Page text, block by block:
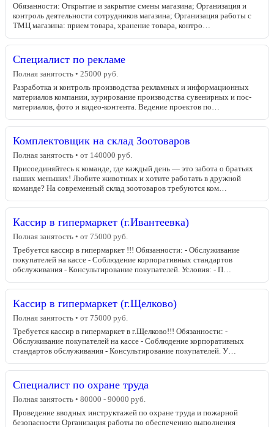
Обязанности: Открытие и закрытие смены магазина; Организация и
контроль деятельности сотрудников магазина; Организация работы с
ТМЦ магазина: прием товара, хранение товара, контро…
Специалист по рекламе
Полная занятость • 25000 руб.
Разработка и контроль производства рекламных и информационных
материалов компании, курирование производства сувенирных и пос-
материалов, фото и видео-контента. Ведение проектов по…
Комплектовщик на склад Зоотоваров
Полная занятость • от 140000 руб.
Присоединяйтесь к команде, где каждый день — это забота о братьях
наших меньших! Любите животных и хотите работать в дружной
команде? На современный склад зоотоваров требуются ком…
Кассир в гипермаркет (г.Ивантеевка)
Полная занятость • от 75000 руб.
Требуется кассир в гипермаркет !!! Обязанности: - Обслуживание
покупателей на кассе - Соблюдение корпоративных стандартов
обслуживания - Консультирование покупателей. Условия: - П…
Кассир в гипермаркет (г.Щелково)
Полная занятость • от 75000 руб.
Требуется кассир в гипермаркет в г.Щелково!!! Обязанности: -
Обслуживание покупателей на кассе - Соблюдение корпоративных
стандартов обслуживания - Консультирование покупателей. У…
Специалист по охране труда
Полная занятость • 80000 - 90000 руб.
Проведение вводных инструктажей по охране труда и пожарной
безопасности Организация работы по обеспечению выполнения